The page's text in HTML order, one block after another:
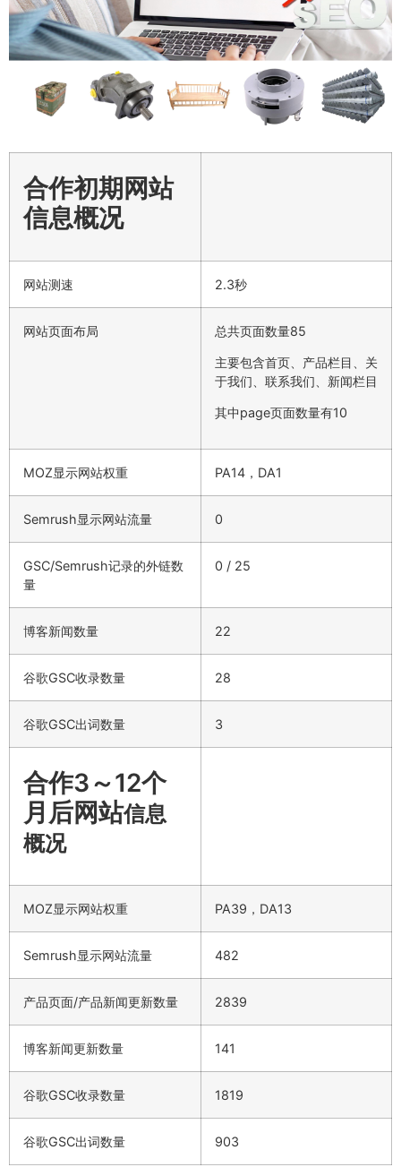
合作初期网站
信息概况
网站测速 2.3秒
网站页面布局 总共页面数量85
主要包含首页、产品栏目、关
于我们、联系我们、新闻栏目
其中page页面数量有10
MOZ显示网站权重 PA14，DA1
Semrush显示网站流量 0
GSC/Semrush记录的外链数
量
0 / 25
博客新闻数量 22
谷歌GSC收录数量 28
谷歌GSC出词数量 3
合作3～12个
月后网站信息
概况
MOZ显示网站权重 PA39，DA13
Semrush显示网站流量 482
产品页面/产品新闻更新数量 2839
博客新闻更新数量 141
谷歌GSC收录数量 1819
谷歌GSC出词数量 903